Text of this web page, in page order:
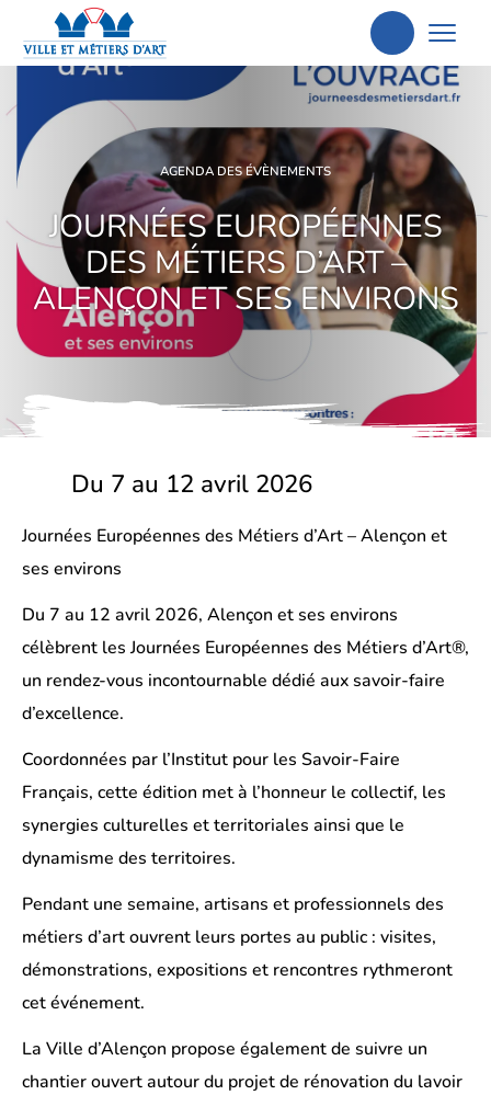
Aller
à
recherche
AGENDA DES ÉVÈNEMENTS
JOURNÉES EUROPÉENNES
DES MÉTIERS D’ART –
ALENÇON ET SES ENVIRONS
Du 7 au 12 avril 2026
Journées Européennes des Métiers d’Art – Alençon et
ses environs
Du 7 au 12 avril 2026, Alençon et ses environs
célèbrent les Journées Européennes des Métiers d’Art®,
un rendez-vous incontournable dédié aux savoir-faire
d’excellence.
Coordonnées par l’Institut pour les Savoir-Faire
Français, cette édition met à l’honneur le collectif, les
synergies culturelles et territoriales ainsi que le
dynamisme des territoires.
Pendant une semaine, artisans et professionnels des
métiers d’art ouvrent leurs portes au public : visites,
démonstrations, expositions et rencontres rythmeront
cet événement.
La Ville d’Alençon propose également de suivre un
chantier ouvert autour du projet de rénovation du lavoir